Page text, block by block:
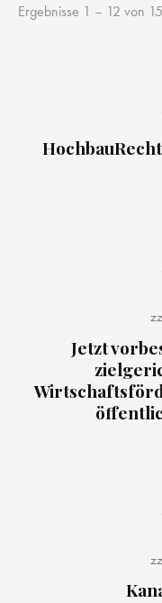
Ergebnisse 1 – 12 von
Jetzt